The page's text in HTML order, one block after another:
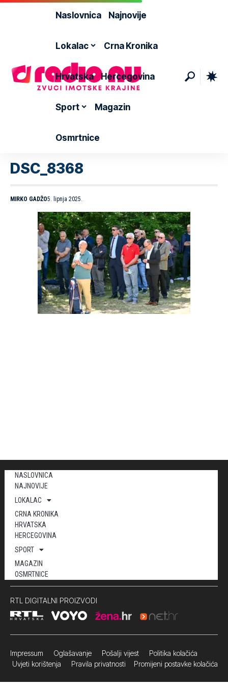
Naslovnica Najnovije
Lokalac Crna Kronika
Hrvatska Hercegovina
Sport Magazin
Osmrtnice
DSC_8368
MIRKO GADŽO5. lipnja 2025.
NASLOVNICA
NAJNOVIJE
LOKALAC
CRNA KRONIKA
HRVATSKA
HERCEGOVINA
SPORT
MAGAZIN
OSMRTNICE
RTL DIGITALNI PROIZVODI
Impressum Oglašavanje Pošalji vijest Politika kolačića
Uvjeti korištenja Pravila privatnosti Promijeni postavke kolačića